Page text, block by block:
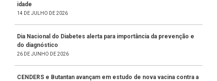
idade
14 DE JULHO DE 2026
Dia Nacional do Diabetes alerta para importância da prevenção e
do diagnóstico
26 DE JUNHO DE 2026
CENDERS e Butantan avançam em estudo de nova vacina contra a